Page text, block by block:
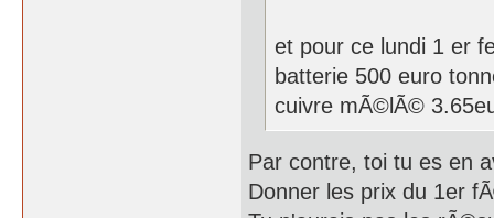
et pour ce lundi 1 er
batterie 500 euro
cuivre mÃ©lÃ©
Par contre, toi tu es en
Donner les prix du 1er